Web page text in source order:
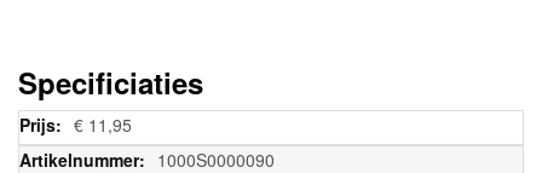
Specificiaties
Meer
informatie
€ 11,95
1000S0000090